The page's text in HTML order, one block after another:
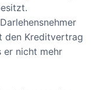
den Kreditvertrag
er nicht mehr